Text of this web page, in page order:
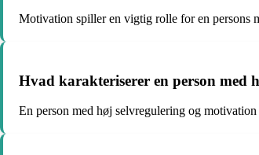
Motivation spiller en vigtig rolle for en persons
Hvad karakteriserer en person med
En person med høj selvregulering og